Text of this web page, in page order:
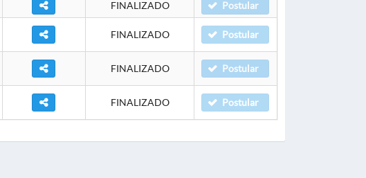
FINALIZADO Postular
FINALIZADO Postular
FINALIZADO Postular
FINALIZADO Postular